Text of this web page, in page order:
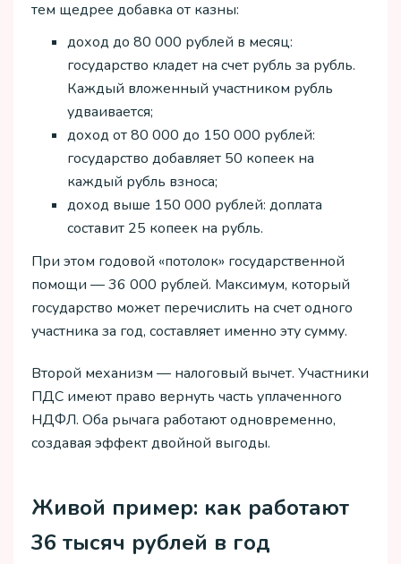
тем щедрее добавка от казны:
доход до 80 000 рублей в месяц:
государство кладет на счет рубль за рубль.
Каждый вложенный участником рубль
удваивается;
доход от 80 000 до 150 000 рублей:
государство добавляет 50 копеек на
каждый рубль взноса;
доход выше 150 000 рублей: доплата
составит 25 копеек на рубль.
При этом годовой «потолок» государственной
помощи — 36 000 рублей. Максимум, который
государство может перечислить на счет одного
участника за год, составляет именно эту сумму.
Второй механизм — налоговый вычет. Участники
ПДС имеют право вернуть часть уплаченного
НДФЛ. Оба рычага работают одновременно,
создавая эффект двойной выгоды.
Живой пример: как работают
36 тысяч рублей в год